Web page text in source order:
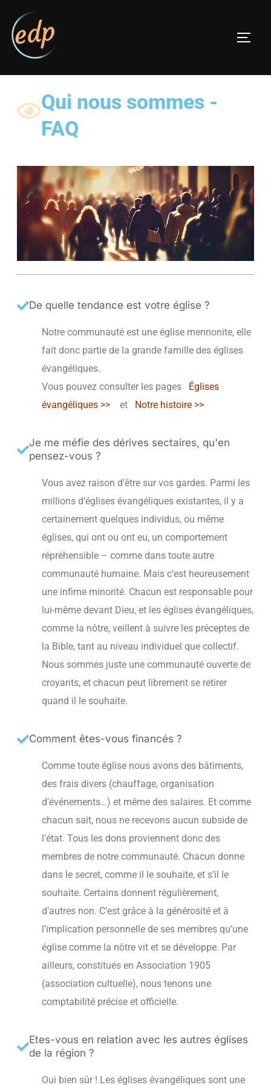
Qui nous sommes -
FAQ
De quelle tendance est votre église ?
Notre communauté est une église mennonite, elle
fait donc partie de la grande famille des églises
évangéliques.
Vous pouvez consulter les pages Églises
évangéliques >>
et Notre histoire >>
Je me méfie des dérives sectaires, qu'en
pensez-vous ?
Vous avez raison d’être sur vos gardes. Parmi les
millions d’églises évangéliques existantes, il y a
certainement quelques individus, ou même
églises, qui ont ou ont eu, un comportement
répréhensible – comme dans toute autre
communauté humaine. Mais c’est heureusement
une infime minorité. Chacun est responsable pour
lui-même devant Dieu, et les églises évangéliques,
comme la nôtre, veillent à suivre les préceptes de
la Bible, tant au niveau individuel que collectif.
Nous sommes juste une communauté ouverte de
croyants, et chacun peut librement se retirer
quand il le souhaite.
Comment êtes-vous financés ?
Comme toute église nous avons des bâtiments,
des frais divers (chauffage, organisation
d’événements…) et même des salaires. Et comme
chacun sait, nous ne recevons aucun subside de
l’état. Tous les dons proviennent donc des
membres de notre communauté. Chacun donne
dans le secret, comme il le souhaite, et s’il le
souhaite. Certains donnent régulièrement,
d’autres non. C’est grâce à la générosité et à
l’implication personnelle de ses membres qu’une
église comme la nôtre vit et se développe. Par
ailleurs, constitués en Association 1905
(association cultuelle), nous tenons une
comptabilité précise et officielle.
Etes-vous en relation avec les autres églises
de la région ?
Oui bien sûr ! Les églises évangéliques sont une